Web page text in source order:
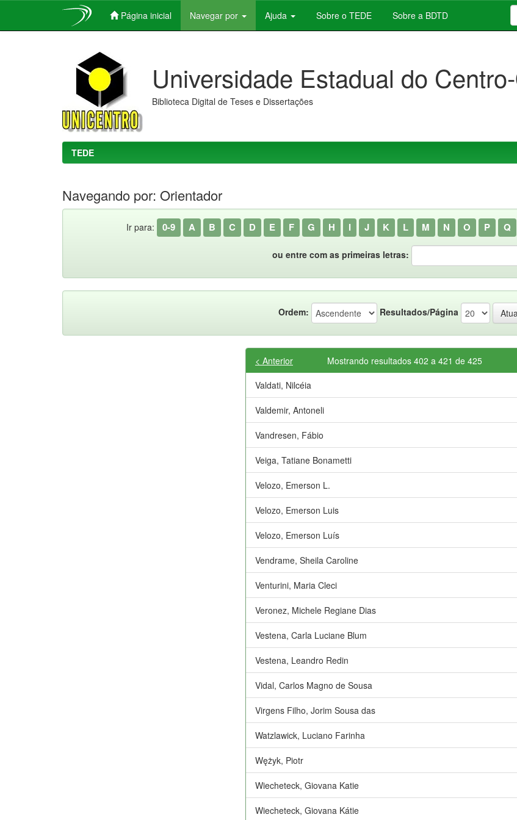
Página inicial Navegar por Ajuda Sobre o TEDE Sobre a BDTD
Universidade Estadual do
Biblioteca Digital de Teses e Dissertações
TEDE
Navegando por: Orientador
Ir para: 0-9 A B C D E F G H I J K L M N O P Q
ou entre com as primeiras letras:
Ordem: Resultados/Página
Mostrando resultados 402 a 421 de 425
< Anterior
Valdati, Nilcéia
Valdemir, Antoneli
Vandresen, Fábio
Veiga, Tatiane Bonametti
Velozo, Emerson L.
Velozo, Emerson Luis
Velozo, Emerson Luís
Vendrame, Sheila Caroline
Venturini, Maria Cleci
Veronez, Michele Regiane Dias
Vestena, Carla Luciane Blum
Vestena, Leandro Redin
Vidal, Carlos Magno de Sousa
Virgens Filho, Jorim Sousa das
Watzlawick, Luciano Farinha
Wężyk, Piotr
Wiecheteck, Giovana Katie
Wiecheteck, Giovana Kátie